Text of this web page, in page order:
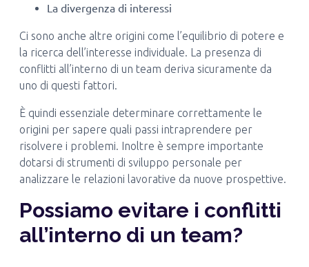
La divergenza di interessi
Ci sono anche altre origini come l’equilibrio di potere e
la ricerca dell’interesse individuale. La presenza di
conflitti all’interno di un team deriva sicuramente da
uno di questi fattori.
È quindi essenziale determinare correttamente le
origini per sapere quali passi intraprendere per
risolvere i problemi. Inoltre è sempre importante
dotarsi di strumenti di sviluppo personale per
analizzare le relazioni lavorative da nuove prospettive.
Possiamo evitare i conflitti
all’interno di un team?